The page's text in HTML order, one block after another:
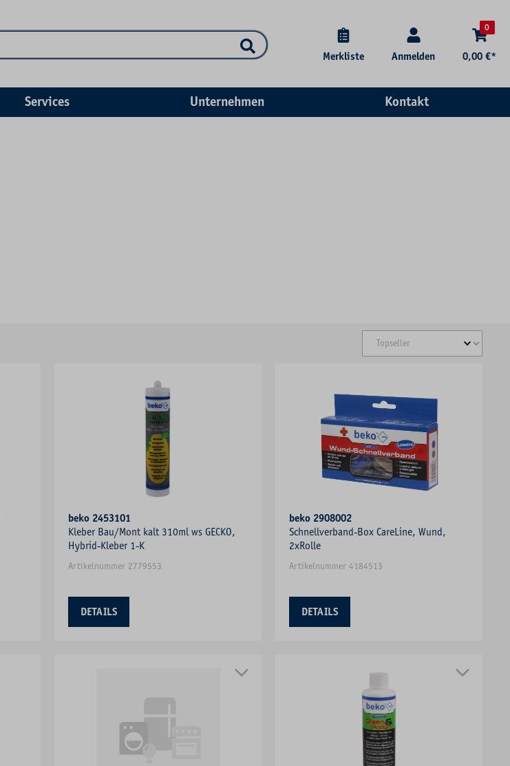
Merkliste Anmelden
0
0,00 €*
Services Unternehmen Kontakt
beko 2453101
Kleber Bau/Mont kalt 310ml ws GECKO,
Hybrid-Kleber 1-K
Artikelnummer 2779553
DETAILS
beko 2908002
Schnellverband-Box CareLine, Wund,
2xRolle
Artikelnummer 4184513
DETAILS